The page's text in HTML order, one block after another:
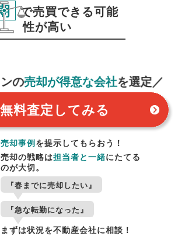
で売買できる可能
性が高い
ンの売却が得意な会社を選定／
無料査定 してみる
売却事例を提示してもらおう！
売却の戦略は担当者と一緒にたてる
のが大切。
『春までに売却したい』
『急な転勤になった』
まずは状況を不動産会社に相談！